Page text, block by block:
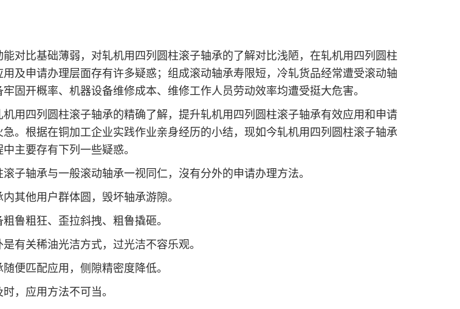
比基础薄弱，对轧机用四列圆柱滚子轴承的了解对比浅陋，在轧机用四列圆柱
及申请办理层面存有许多疑惑；组成滚动轴承寿限短，冷轧货品经常遭受滚动轴
固开概率、机器设备维修成本、维修工作人员劳动效率均遭受挺大危害。
四列圆柱滚子轴承的精确了解，提升轧机用四列圆柱滚子轴承有效应用和申请
。根据在铜加工企业实践作业亲身经历的小结，现如今轧机用四列圆柱滚子轴承
主要存有下列一些疑惑。
轴承与一般滚动轴承一视同仁，沒有分外的申请办理方法。
他用户群体圆，毁坏轴承游隙。
粗狂、歪拉斜拽、粗鲁撬砸。
关稀油光洁方式，过光洁不容乐观。
匹配应用，侧隙精密度降低。
应用方法不可当。